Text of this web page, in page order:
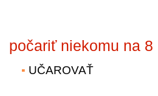
počariť niekomu na 8
UČAROVAŤ